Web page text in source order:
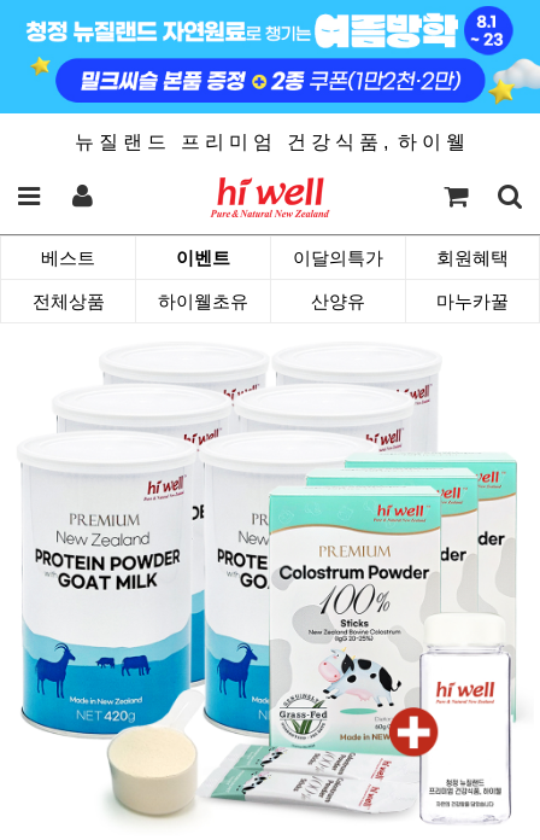
뉴 질 랜 드 프 리 미 엄 건 강 식 품 , 하 이 웰
베스트 이벤트 이달의특가 회원혜택
전체상품 하이웰초유 산양유 마누카꿀